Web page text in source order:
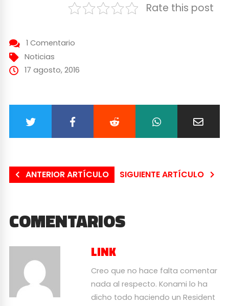
Rate this post
1 Comentario
Noticias
17 agosto, 2016
ANTERIOR ARTÍCULO SIGUIENTE ARTÍCULO
COMENTARIOS
LINK
Creo que no hace falta comentar
nada al respecto. Konami lo ha
dicho todo haciendo un Resident